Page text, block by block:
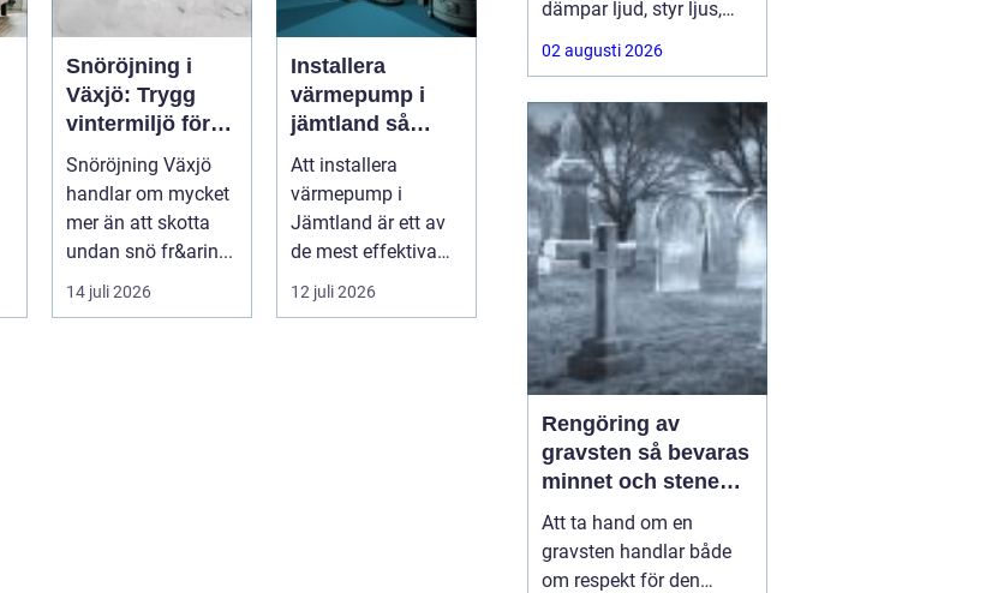
Snöröjning i
Växjö: Trygg
vintermiljö för
både privat och
företag
Snöröjning Växjö
handlar om mycket
mer än att skotta
undan snö fr&arin...
14 juli 2026
Installera
värmepump i
jämtland så
väljer du rätt
lösning för kallt
klimat
Att installera
värmepump i
Jämtland är ett av
de mest effektiva
sätten att sänka
sina
12 juli 2026
dämpar ljud, styr ljus,
ramar in utsikten och
sätter ton för hela
söker
02 augusti 2026
Rengöring av
gravsten så bevaras
minnet och stenen
håller längre
Att ta hand om en
gravsten handlar både
om respekt för den